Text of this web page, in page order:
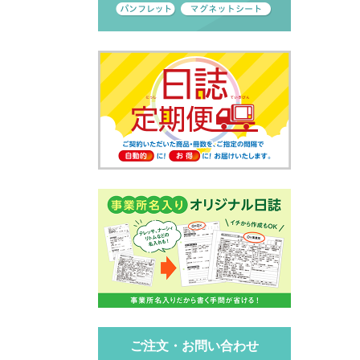
ご注文・お問い合わせ